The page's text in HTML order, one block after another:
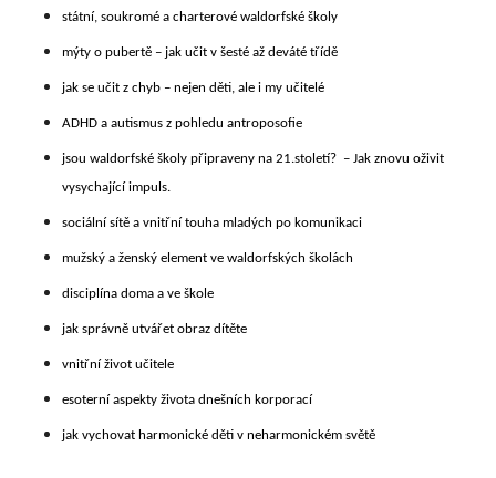
státní, soukromé a charterové waldorfské školy
mýty o pubertě – jak učit v šesté až deváté třídě
jak se učit z chyb – nejen děti, ale i my učitelé
ADHD a autismus z pohledu antroposofie
jsou waldorfské školy připraveny na 21.století? – Jak znovu oživit
vysychající impuls.
sociální sítě a vnitřní touha mladých po komunikaci
mužský a ženský element ve waldorfských školách
disciplína doma a ve škole
jak správně utvářet obraz dítěte
vnitřní život učitele
esoterní aspekty života dnešních korporací
jak vychovat harmonické děti v neharmonickém světě